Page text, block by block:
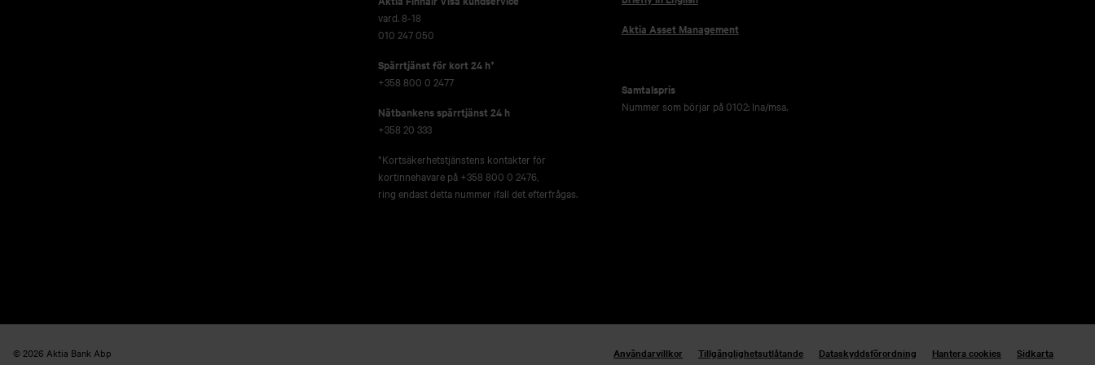
vard. 8-18
010 247 050
Spärrtjänst för kort 24 h*
+358 800 0 2477
Nätbankens spärrtjänst 24 h
+358 20 333
*Kortsäkerhetstjänstens kontakter för
kortinnehavare på +358 800 0 2476,
ring endast detta nummer ifall det efterfrågas.
Aktia Asset Management
Samtalspris
Nummer som börjar på 0102: lna/msa.
© 2026 Aktia Bank Abp Användarvillkor Tillgänglighetsutlåtande Dataskyddsförordning Hantera cookies Sidkarta